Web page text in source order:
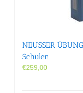
NEUSSER
Schulen
€259,00